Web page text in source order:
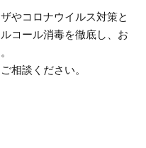
やコロナウイルス対策と
コール消毒を徹底し、お
相談ください。